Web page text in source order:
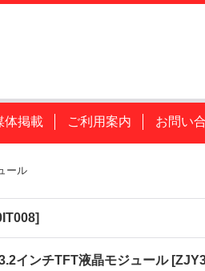
体掲載 ご利用案内 お問い
ール
]
インチTFT液晶モジュール [